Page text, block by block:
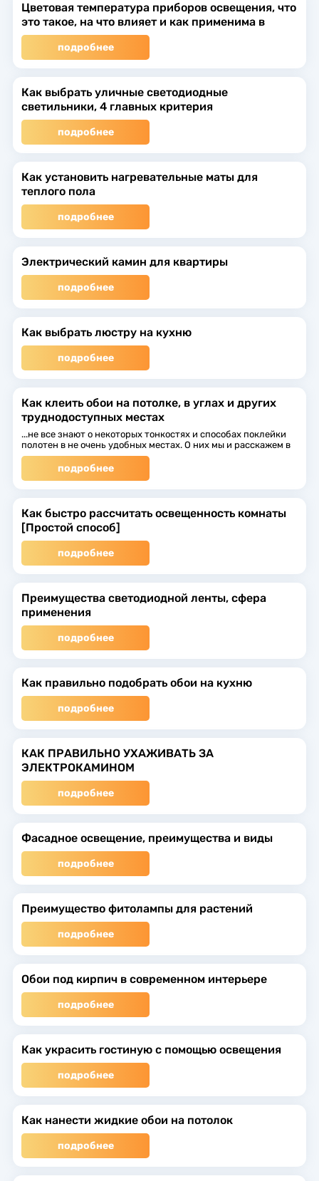
Цветовая температура приборов освещения, что
это такое, на что влияет и как применима в
интерьере?
подробнее
Как выбрать уличные светодиодные
светильники, 4 главных критерия
подробнее
Как установить нагревательные маты для
теплого пола
подробнее
Электрический камин для квартиры
подробнее
Как выбрать люстру на кухню
подробнее
Как клеить обои на потолке, в углах и других
труднодоступных местах
...не все знают о некоторых тонкостях и способах поклейки
полотен в не очень удобных местах. О них мы и расскажем в
нашей статье.
подробнее
Как быстро рассчитать освещенность комнаты
[Простой споcоб]
подробнее
Преимущества светодиодной ленты, сфера
применения
подробнее
Как правильно подобрать обои на кухню
подробнее
КАК ПРАВИЛЬНО УХАЖИВАТЬ ЗА
ЭЛЕКТРОКАМИНОМ
подробнее
Фасадное освещение, преимущества и виды
подробнее
Преимущество фитолампы для растений
подробнее
Обои под кирпич в современном интерьере
подробнее
Как украсить гостиную с помощью освещения
подробнее
Как нанести жидкие обои на потолок
подробнее